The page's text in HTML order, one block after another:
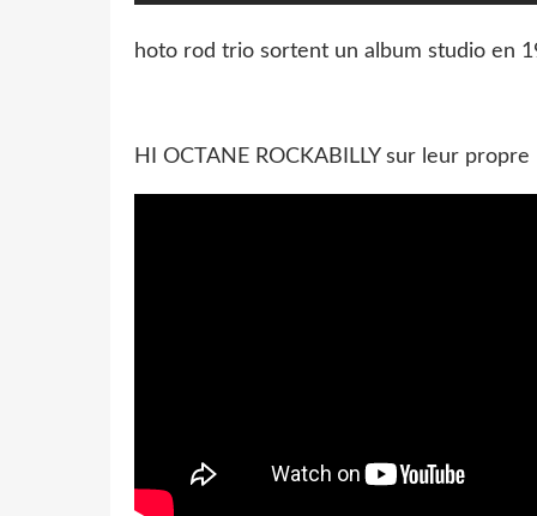
hoto rod trio sortent un album studio en
HI OCTANE ROCKABILLY sur leur